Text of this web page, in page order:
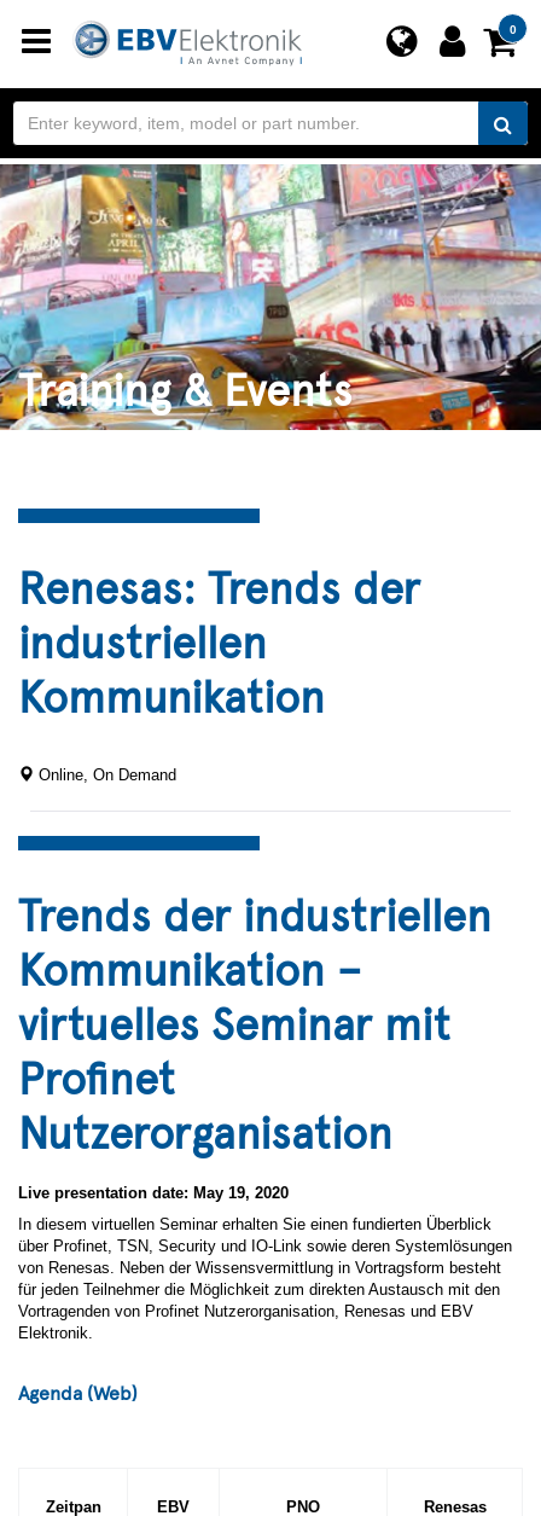
Toggle
navigation
0
Training & Events
Renesas: Trends der
industriellen
Kommunikation
Online, On Demand
Trends der industriellen
Kommunikation –
virtuelles Seminar mit
Profinet
Nutzerorganisation
Live presentation date: May 19, 2020
In diesem virtuellen Seminar erhalten Sie einen fundierten Überblick
über Profinet, TSN, Security und IO-Link sowie deren Systemlösungen
von Renesas. Neben der Wissensvermittlung in Vortragsform besteht
für jeden Teilnehmer die Möglichkeit zum direkten Austausch mit den
Vortragenden von Profinet Nutzerorganisation, Renesas und EBV
Elektronik.
Agenda (Web)
Zeitpan EBV PNO Renesas